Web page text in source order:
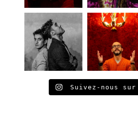
Suivez-nous